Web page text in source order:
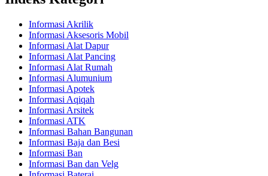
Informasi Akrilik
Informasi Aksesoris Mobil
Informasi Alat Dapur
Informasi Alat Pancing
Informasi Alat Rumah
Informasi Alumunium
Informasi Apotek
Informasi Aqiqah
Informasi Arsitek
Informasi ATK
Informasi Bahan Bangunan
Informasi Baja dan Besi
Informasi Ban
Informasi Ban dan Velg